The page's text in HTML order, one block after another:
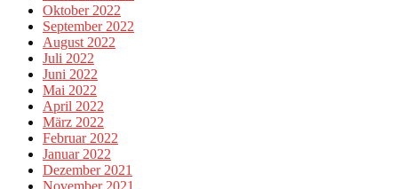
Oktober 2022
September 2022
August 2022
Juli 2022
Juni 2022
Mai 2022
April 2022
März 2022
Februar 2022
Januar 2022
Dezember 2021
November 2021